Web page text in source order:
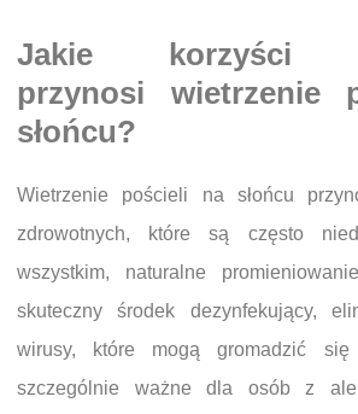
Jakie korzyści
przynosi wietrzenie
słońcu?
Wietrzenie pościeli na słońcu
zdrowotnych, które są często
wszystkim, naturalne
skuteczny środek dezynfekujący,
wirusy, które mogą gromadzić
szczególnie ważne dla osób z